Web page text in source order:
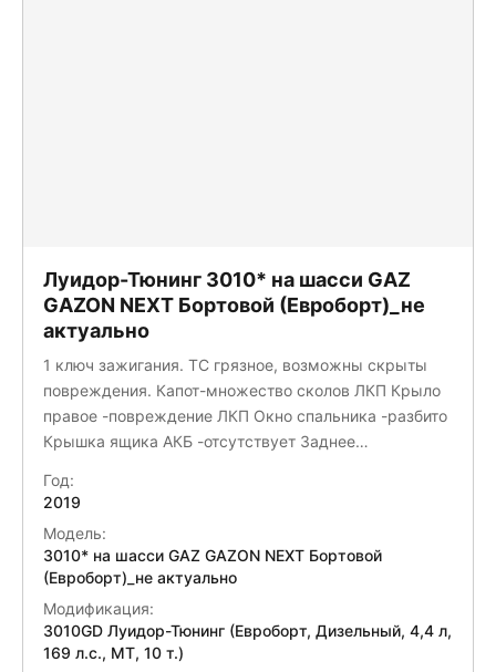
Луидор-Тюнинг 3010* на шасси GAZ
GAZON NEXT Бортовой (Евроборт)_не
актуально
1 ключ зажигания. ТС грязное, возможны скрыты
повреждения. Капот-множество сколов ЛКП Крыло
правое -повреждение ЛКП Окно спальника -разбито
Крышка ящика АКБ -отсутствует Заднее
топливный шланг с бака Стекло лобовое -трещина
возможно поврежден, требуется диагностика. АКБ
-требуется замена
Год:
2019
Модель:
3010* на шасси GAZ GAZON NEXT Бортовой
(Евроборт)_не актуально
Модификация:
3010GD Луидор-Тюнинг (Евроборт, Дизельный, 4,4 л,
169 л.с., МТ, 10 т.)